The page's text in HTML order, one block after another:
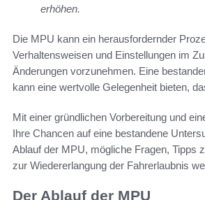
erhöhen.
Die MPU kann ein herausfordernder
Verhaltensweisen und Einstellungen im
Änderungen vorzunehmen. Eine
kann eine wertvolle Gelegenheit bieten,
Mit einer gründlichen Vorbereitung und
Ihre Chancen auf eine bestandene
Ablauf der MPU, mögliche Fragen, Tipps
zur Wiedererlangung der Fahrerlaubnis
Der Ablauf der MPU